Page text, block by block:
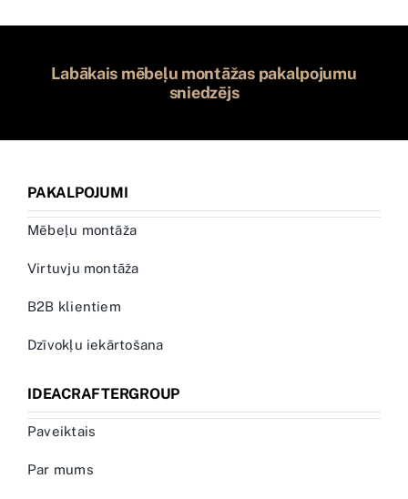
Labākais mēbeļu montāžas pakalpojumu
sniedzējs
PAKALPOJUMI
Mēbeļu montāža
Virtuvju montāža
B2B klientiem
Dzīvokļu iekārtošana
IDEACRAFTERGROUP
Paveiktais
Par mums